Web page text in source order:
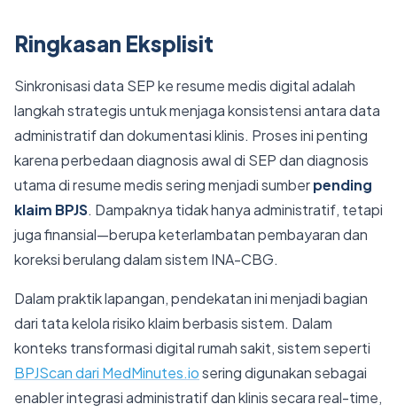
Ringkasan Eksplisit
Sinkronisasi data SEP ke resume medis digital adalah
langkah strategis untuk menjaga konsistensi antara data
administratif dan dokumentasi klinis. Proses ini penting
karena perbedaan diagnosis awal di SEP dan diagnosis
utama di resume medis sering menjadi sumberpending
klaim BPJS. Dampaknya tidak hanya administratif, tetapi
juga finansial—berupa keterlambatan pembayaran dan
koreksi berulang dalam sistem INA-CBG.
Dalam praktik lapangan, pendekatan ini menjadi bagian
dari tata kelola risiko klaim berbasis sistem. Dalam
konteks transformasi digital rumah sakit, sistem seperti
BPJScan dari MedMinutes.iosering digunakan sebagai
enabler integrasi administratif dan klinis secara real-time,